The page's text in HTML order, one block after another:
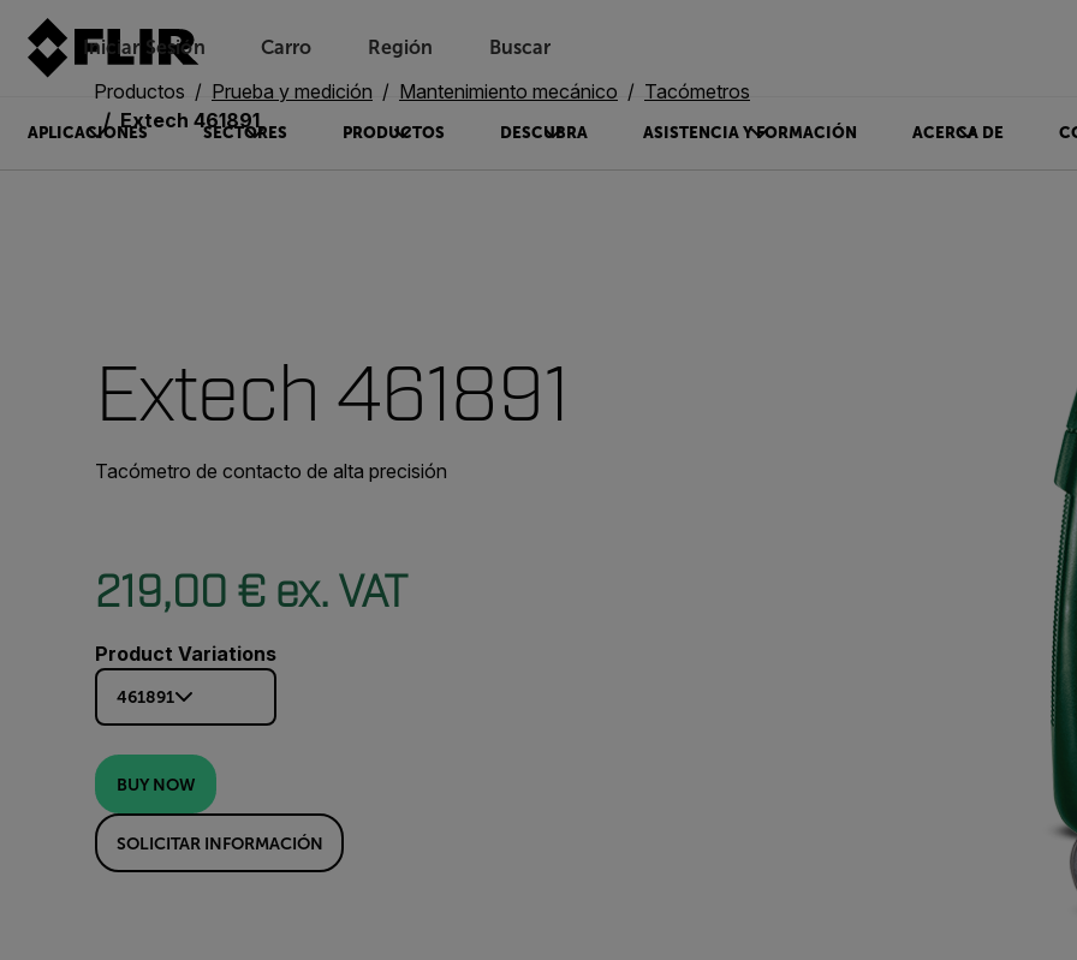
Iniciar Sesión Unread messages
Carro
Modelo
Eliminar
artículos
artículo
Añadir al carro
Añadido al carro
Región Buscar
APLICACIONES SECTORES PRODUCTOS DESCUBRA ASISTENCIA Y FORMACIÓN ACERCA DE
Productos Prueba y medición Mantenimiento mecánico
Tacómetros
Extech 461891
Extech 461891
Tacómetro de contacto de alta precisión
219,00 € ex. VAT
Product Variations
461891
BUY NOW
SOLICITAR INFORMACIÓN